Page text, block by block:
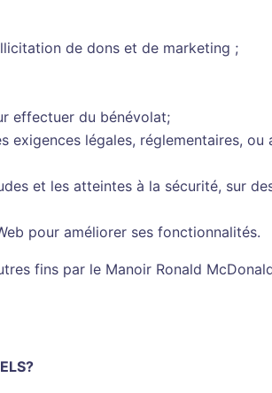
de dons et de marketing ;
effectuer du bénévolat;
légales, réglementaires,
et les atteintes à la sécurité, sur
pour améliorer ses fonctionnalités.
fins par le Manoir Ronald